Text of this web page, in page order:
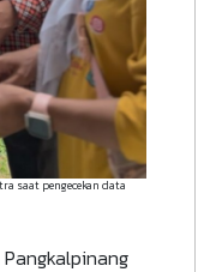
saat pengecekan data